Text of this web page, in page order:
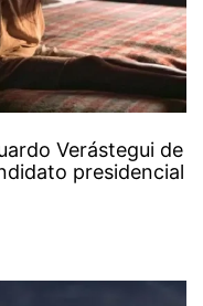
Verástegui de
presidencial